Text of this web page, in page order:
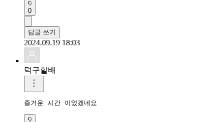
0
답글 쓰기
2024.09.19 18:03
덕구할배
즐거운 시간 이었겠네요